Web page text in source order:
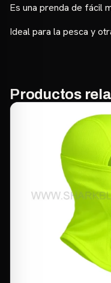
Es una prenda de fácil
Ideal para la pesca y
Productos